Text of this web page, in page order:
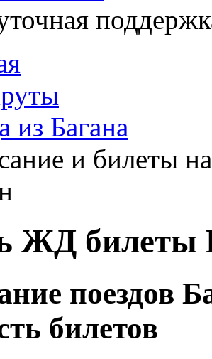
из Багана
и билеты
ЖД билеты
поездов
билетов